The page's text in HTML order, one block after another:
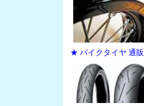
★ バイクタイヤ 通販